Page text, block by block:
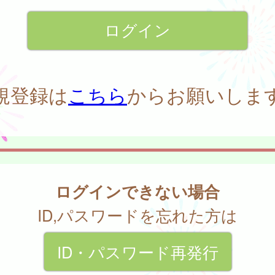
登録はこちらからお願いしま
ログインできない場合
ID,パスワードを忘れた方は
ID・パスワード再発行